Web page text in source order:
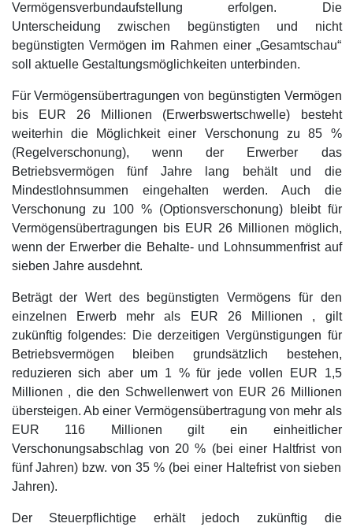
Vermögensverbundaufstellung erfolgen. Die
Unterscheidung zwischen begünstigten und nicht
begünstigten Vermögen im Rahmen einer „Gesamtschau“
soll aktuelle Gestaltungsmöglichkeiten unterbinden.
Für Vermögensübertragungen von begünstigten Vermögen
bis EUR 26 Millionen (Erwerbswertschwelle) besteht
weiterhin die Möglichkeit einer Verschonung zu 85 %
(Regelverschonung), wenn der Erwerber das
Betriebsvermögen fünf Jahre lang behält und die
Mindestlohnsummen eingehalten werden. Auch die
Verschonung zu 100 % (Optionsverschonung) bleibt für
Vermögensübertragungen bis EUR 26 Millionen möglich,
wenn der Erwerber die Behalte- und Lohnsummenfrist auf
sieben Jahre ausdehnt.
Beträgt der Wert des begünstigten Vermögens für den
einzelnen Erwerb mehr als EUR 26 Millionen , gilt
zukünftig folgendes: Die derzeitigen Vergünstigungen für
Betriebsvermögen bleiben grundsätzlich bestehen,
reduzieren sich aber um 1 % für jede vollen EUR 1,5
Millionen , die den Schwellenwert von EUR 26 Millionen
übersteigen. Ab einer Vermögensübertragung von mehr als
EUR 116 Millionen gilt ein einheitlicher
Verschonungsabschlag von 20 % (bei einer Haltfrist von
fünf Jahren) bzw. von 35 % (bei einer Haltefrist von sieben
Jahren).
Der Steuerpflichtige erhält jedoch zukünftig die